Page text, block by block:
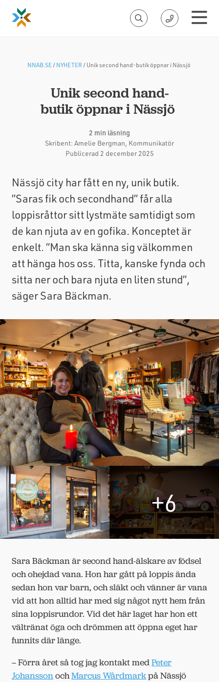
NNAB.SE/NYHETER /Unik second hand-butik öppnar i Nässjö
Unik second hand-
butik öppnar i Nässjö
2 min läsning
Skribent: Amelie Bergman, Kommunikatör
Publicerad 2 december 2025
Nässjö city har fått en ny, unik butik.
”Saras fik och secondhand” får alla
loppisråttor sitt lystmäte samtidigt som
de kan njuta av en gofika. Konceptet är
enkelt. ”Man ska känna sig välkommen
att hänga hos oss. Titta, kanske fynda och
sitta ner och bara njuta en liten stund”,
säger Sara Bäckman.
+6
Sara Bäckman är second hand-älskare av födsel
och ohejdad vana. Hon har gått på loppis ända
sedan hon var barn, och släkt och vänner är vana
vid att hon alltid har med sig något nytt hem från
sina loppisrundor. Vid det här laget har hon ett
vältränat öga och drömmen att öppna eget har
funnits där länge.
– Förra året så tog jag kontakt medPeter
JohanssonochMarcus Wårdmarkpå Nässjö